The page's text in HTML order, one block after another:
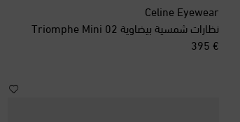
Celine Eyewear
نظارات شمسية بيضاوية Triomphe Mini 02
€ 395
original price